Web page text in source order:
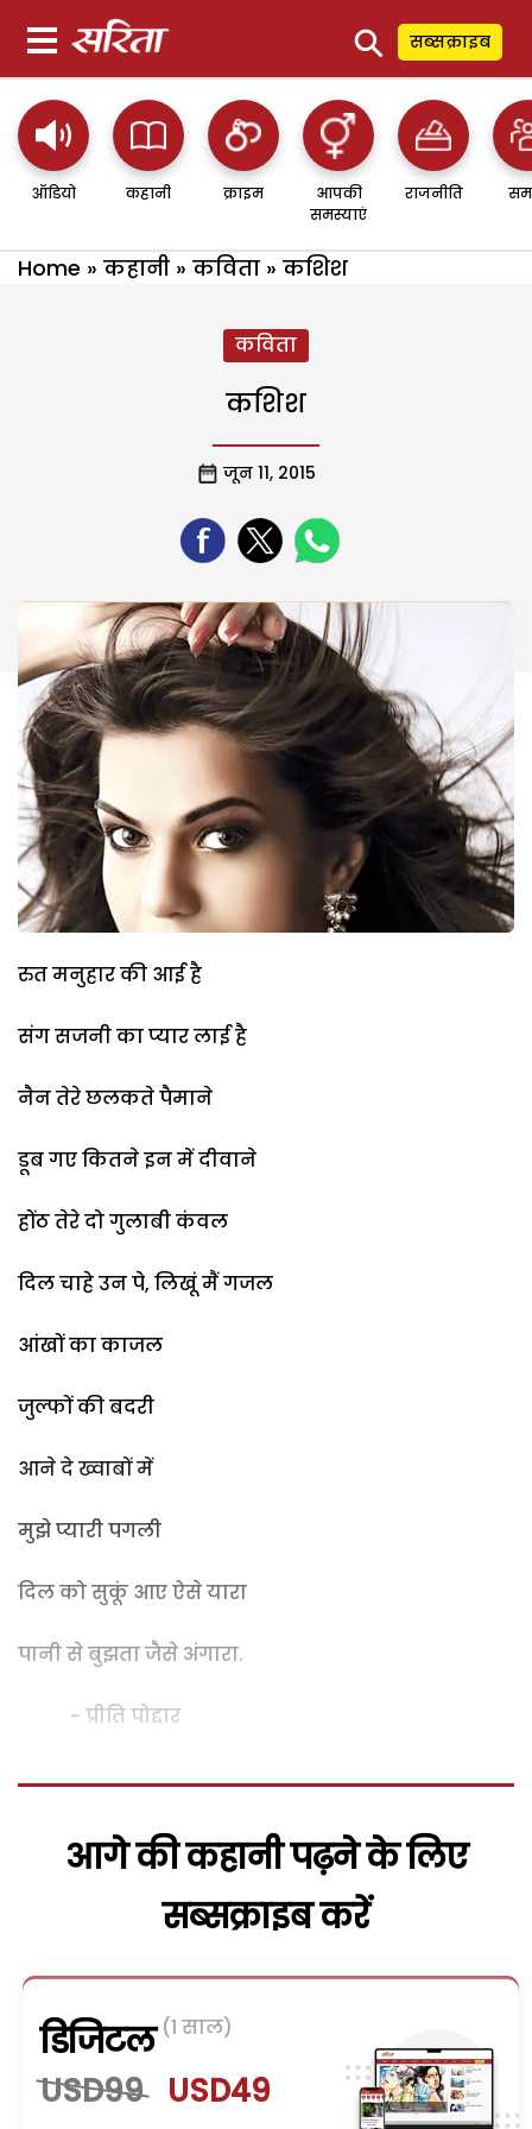
⚲ सब्सक्राइब
ऑडियो कहानी क्राइम
आपकी
समस्याएं
राजनीति
Home » कहानी » कविता » कशिश
कविता
कशिश
जून 11, 2015
रुत मनुहार की आई है
संग सजनी का प्यार लाई है
नैन तेरे छलकते पैमाने
डूब गए कितने इन में दीवाने
होंठ तेरे दो गुलाबी कंवल
दिल चाहे उन पे, लिखूं मैं गजल
आंखों का काजल
जुल्फों की बदरी
आने दे ख्वाबों में
मुझे प्यारी पगली
दिल को सुकूं आए ऐसे यारा
पानी से बुझता जैसे अंगारा.
- प्रीति पोद्दार
आगे की कहानी पढ़ने के लिए
सब्सक्राइब करें
डिजिटल (1 साल)
USD99 USD49